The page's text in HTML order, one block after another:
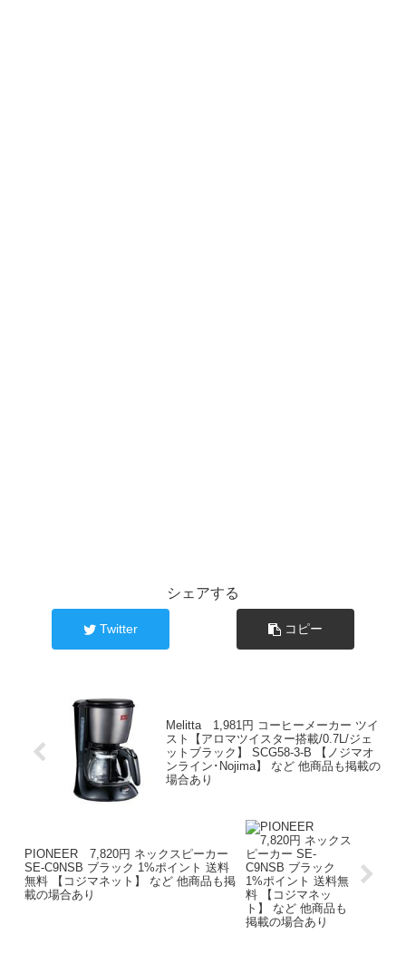
シェアする
Twitter コピー
Melitta 1,981円 コーヒーメーカー ツイ
スト【アロマツイスター搭載/0.7L/ジェ
ットブラック】 SCG58-3-B 【ノジマオ
ンライン･Nojima】 など 他商品も掲載の
場合あり
PIONEER 7,820円 ネックスピーカー
SE-C9NSB ブラック 1%ポイント 送料
無料 【コジマネット】 など 他商品も掲
載の場合あり